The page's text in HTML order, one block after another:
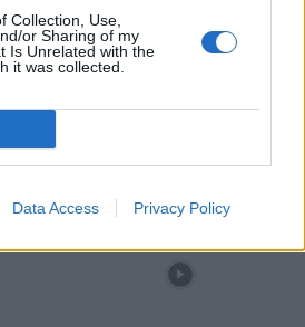
Collection, Use,
or Sharing of my
Is Unrelated with the
it was collected.
Data Access Privacy Policy